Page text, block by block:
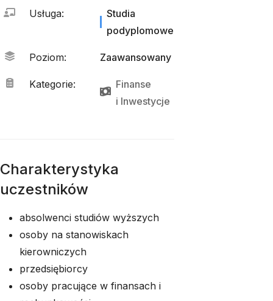
Usługa:
Studia
podyplomowe
Poziom: Zaawansowany
Kategorie:
Finanse
i Inwestycje
Charakterystyka
uczestników
absolwenci studiów wyższych
osoby na stanowiskach
kierowniczych
przedsiębiorcy
osoby pracujące w finansach i